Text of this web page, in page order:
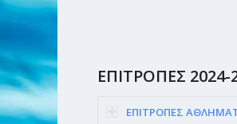
ΕΠΙΤΡΟΠΕΣ 2024-
ΕΠΙΤΡΟΠΕΣ